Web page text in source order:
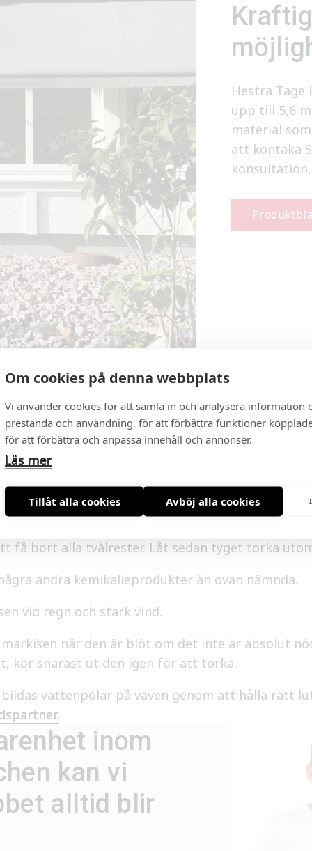
Om cookies på denna webbplats
Vi använder cookies för att samla in och analysera information
prestanda och användning, för att förbättra funktioner
för att förbättra och anpassa innehåll och annonser.
Läs mer
Tillåt alla cookies Avböj alla cookies
Hestra Tage
upp till 5,6
material
att kontaka
markis
duken. Är det mycket pollen i luften spola av
fläckar med mjuk borste. Kvarvarande smuts kan
och ljummet vatten. (Obs! Ej maskintvätt) Använd
mögel, tvätta med en lösning som innehåller
och ¼ kopp (60 ml) mild tvål utspädd med
få bort alla tvålrester. Låt sedan tyget torka
andra kemikalieprodukter än ovan nämnda.
vid regn och stark vind.
när den är blöt om det inte är absolut
kör snarast ut den igen för att torka.
vattenpölar på väven genom att hålla rätt
inom
kan vi
alltid blir